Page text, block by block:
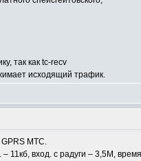
так как tc-recv
исходящий трафик.
GPRS МТС.
11кб, вход. с радуги – 3,5М,